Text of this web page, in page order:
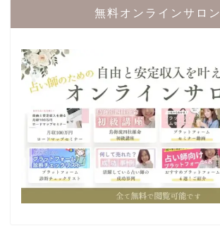
無料オンラインサロン